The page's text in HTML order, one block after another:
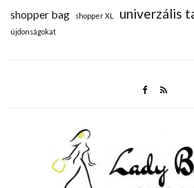
shopper bag shopper XL univerzális
újdonságokat